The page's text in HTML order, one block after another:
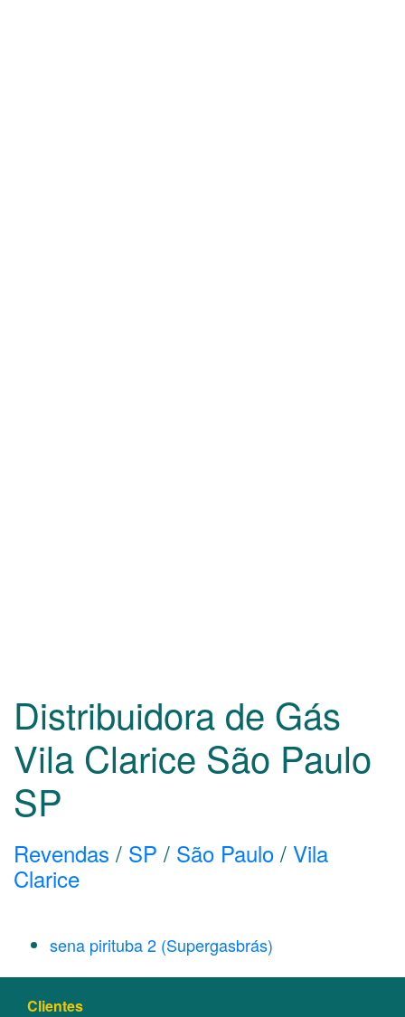
Distribuidora de Gás
Vila Clarice São Paulo
SP
Revendas / SP / São Paulo / Vila
Clarice
sena pirituba 2 (Supergasbrás)
Clientes